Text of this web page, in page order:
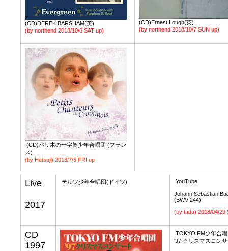
(CD)DEREK BARSHAM(英)
(by northend 2018/10/6 SAT up)
(CD)Ernest Lough(英)
(by northend 2018/10/7 SUN up)
(CD)パリ木の十字架少年合唱団 (フラン
ス)
(by Hetsuji) 2018/7/6 FRI up
Live
2017
テルツ少年合唱団(ドイツ)
YouTube
Johann Sebastian
(BWV 244)
(by tada) 2018/04/29
CD
1997
TOKYO FM少年合
'97 クリスマスコン